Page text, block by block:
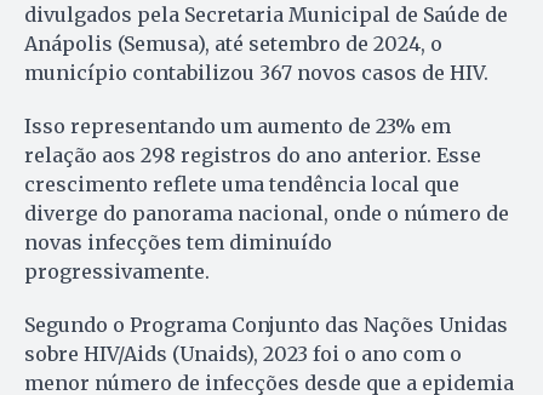
divulgados pela Secretaria Municipal de Saúde de
Anápolis (Semusa), até setembro de 2024, o
município contabilizou 367 novos casos de HIV.
Isso representando um aumento de 23% em
relação aos 298 registros do ano anterior. Esse
crescimento reflete uma tendência local que
diverge do panorama nacional, onde o número de
novas infecções tem diminuído
progressivamente.
Segundo o Programa Conjunto das Nações Unidas
sobre HIV/Aids (Unaids), 2023 foi o ano com o
menor número de infecções desde que a epidemia